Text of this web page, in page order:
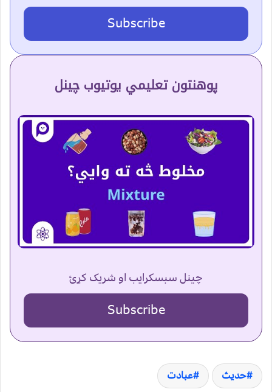
Subscribe
پوهنتون تعلیمي یوتیوب چینل
چینل سبسکرایب او شریک کړئ
Subscribe
حدیث عبادت